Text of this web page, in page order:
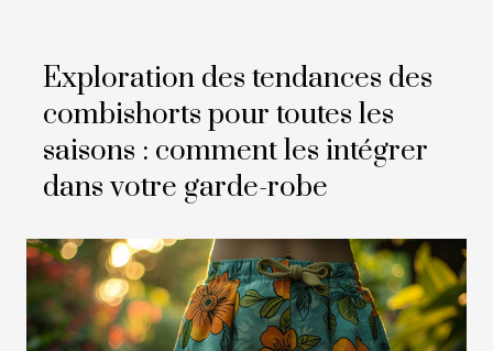
Exploration des tendances des
combishorts pour toutes les
saisons : comment les intégrer
dans votre garde-robe